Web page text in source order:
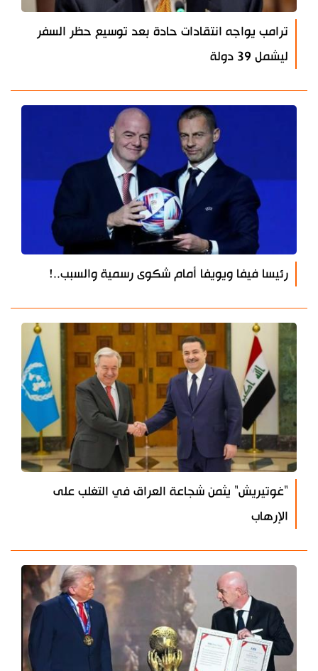
ترامب يواجه انتقادات حادة بعد توسيع حظر السفر
ليشمل 39 دولة
رئيسا فيفا ويويفا أمام شكوى رسمية والسبب..!
"غوتيريش" يثمن شجاعة العراق في التغلب على
الإرهاب